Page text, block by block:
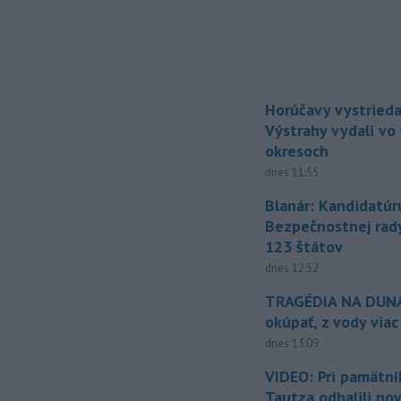
Horúčavy
Výstrahy vydali vo
okresoch
dnes 11:55
Blanár:
Bezpečnostnej
123 štátov
dnes 12:52
TRAGÉDIA NA
okúpať, z vody
dnes 13:09
VIDEO: Pri